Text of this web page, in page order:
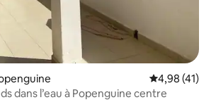
Évaluation
4,98 (41)
Pieds dans l’eau à Popenguine centre